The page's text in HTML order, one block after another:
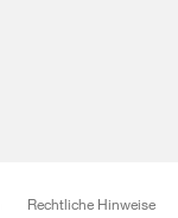
Rechtliche Hinweise